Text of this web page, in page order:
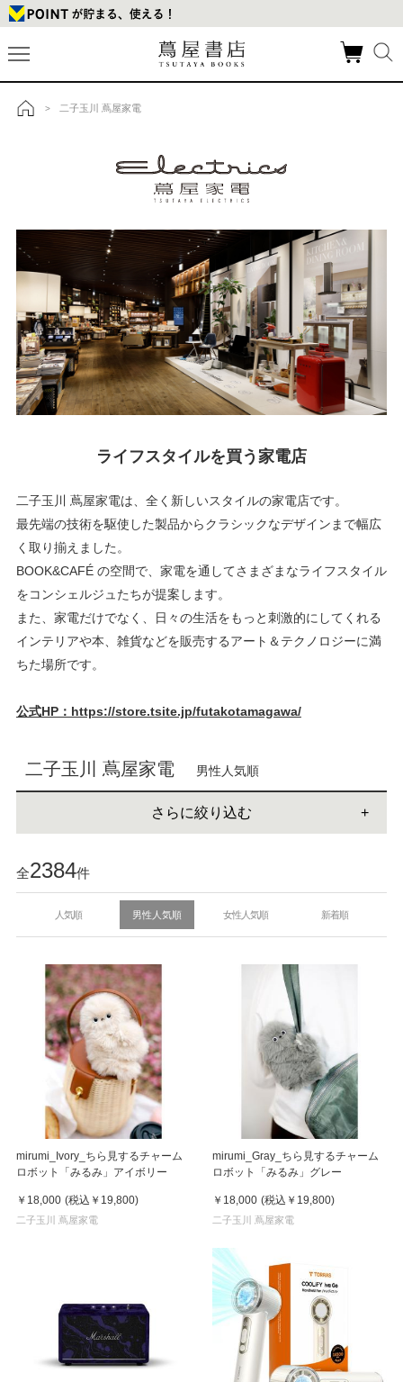
> 二子玉川 蔦屋家電
ライフスタイルを買う家電店
二子玉川 蔦屋家電は、全く新しいスタイルの家電店です。
最先端の技術を駆使した製品からクラシックなデザインまで幅広
く取り揃えました。
BOOK&CAFÉ の空間で、家電を通してさまざまなライフスタイル
をコンシェルジュたちが提案します。
また、家電だけでなく、日々の生活をもっと刺激的にしてくれる
インテリアや本、雑貨などを販売するアート＆テクノロジーに満
ちた場所です。
公式HP：https://store.tsite.jp/futakotamagawa/
二子玉川 蔦屋家電 男性人気順
さらに絞り込む
全2384件
人気順 男性人気順 女性人気順 新着順
mirumi_Ivory_ちら見するチャーム
ロボット「みるみ」アイボリー
￥18,000 (税込 ￥19,800)
二子玉川 蔦屋家電
mirumi_Gray_ちら見するチャーム
ロボット「みるみ」グレー
￥18,000 (税込 ￥19,800)
二子玉川 蔦屋家電